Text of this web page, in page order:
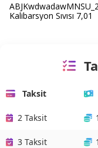
Kalibarsyon Sıvısı 7,01
Taksit
2 Taksit
3 Taksit